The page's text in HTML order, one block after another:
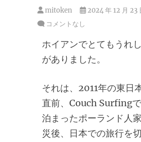
mitoken
2024 年 12 月 23
コメントなし
ホイアンでとてもうれ
がありました。
それは、2011年の東日
直前、Couch Surfing
泊まったポーランド人
災後、日本での旅行を